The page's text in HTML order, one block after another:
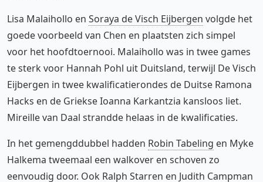
Lisa Malaihollo en Soraya de Visch Eijbergen volgde het
goede voorbeeld van Chen en plaatsten zich simpel
voor het hoofdtoernooi. Malaihollo was in twee games
te sterk voor Hannah Pohl uit Duitsland, terwijl De Visch
Eijbergen in twee kwalificatierondes de Duitse Ramona
Hacks en de Griekse Ioanna Karkantzia kansloos liet.
Mireille van Daal strandde helaas in de kwalificaties.
In het gemengddubbel hadden Robin Tabeling en Myke
Halkema tweemaal een walkover en schoven zo
eenvoudig door. Ook Ralph Starren en Judith Campman